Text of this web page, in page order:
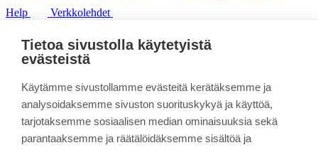
Help
Verkkolehdet
puh. +358 20 743 8100
fax. +358 14 449 9694
Tietoa sivustolla käytetyistä
evästeistä
Käytämme sivustollamme evästeitä kerätäksemme ja
analysoidaksemme sivuston suorituskykyä ja käyttöä,
tarjotaksemme sosiaalisen median ominaisuuksia sekä
parantaaksemme ja räätälöidäksemme sisältöä ja